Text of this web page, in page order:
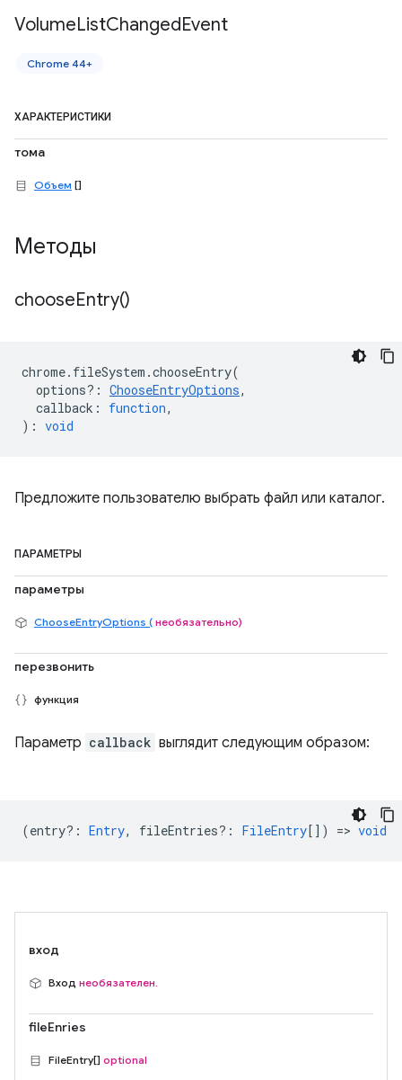
VolumeListChangedEvent
Chrome 44+
ХАРАКТЕРИСТИКИ
тома
Объем []
Методы
chooseEntry()
chrome. fileSystem .chooseEntry(
options? : ChooseEntryOptions,
callback : function,
) : void
Предложите пользователю выбрать файл или каталог.
ПАРАМЕТРЫ
параметры
ChooseEntryOptions ( необязательно)
перезвонить
функция
Параметр callback выглядит следующим образом:
(entry? : Entry, fileEntries? : FileEntry[]) => void
вход
Вход необязателен.
fileEnries
FileEntry[] optional